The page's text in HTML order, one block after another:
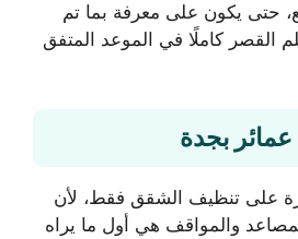
حتى يكون على معرفة بما تم
القصر كاملًا في الموعد المتفق
بجدة
على تنظيف الشقق فقط، لأن
والمواقف هي أول ما يراه